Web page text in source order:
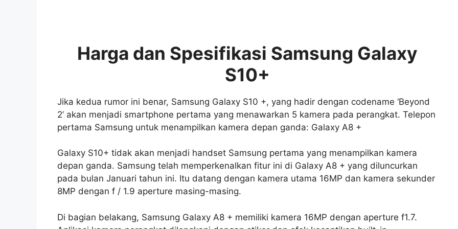
Harga dan Spesifikasi Samsung Galaxy
S10+
Jika kedua rumor ini benar, Samsung Galaxy S10 +, yang hadir dengan codename ‘Beyond
2’ akan menjadi smartphone pertama yang menawarkan 5 kamera pada perangkat. Telepon
pertama Samsung untuk menampilkan kamera depan ganda: Galaxy A8 +
Galaxy S10+ tidak akan menjadi handset Samsung pertama yang menampilkan kamera
depan ganda. Samsung telah memperkenalkan fitur ini di Galaxy A8 + yang diluncurkan
pada bulan Januari tahun ini. Itu datang dengan kamera utama 16MP dan kamera sekunder
8MP dengan f / 1.9 aperture masing-masing.
Di bagian belakang, Samsung Galaxy A8 + memiliki kamera 16MP dengan aperture f1.7.